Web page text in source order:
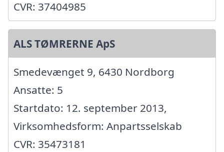
CVR: 37404985
ALS TØMRERNE ApS
Smedevænget 9, 6430 Nordborg
Ansatte: 5
Startdato: 12. september 2013,
Virksomhedsform: Anpartsselskab
CVR: 35473181